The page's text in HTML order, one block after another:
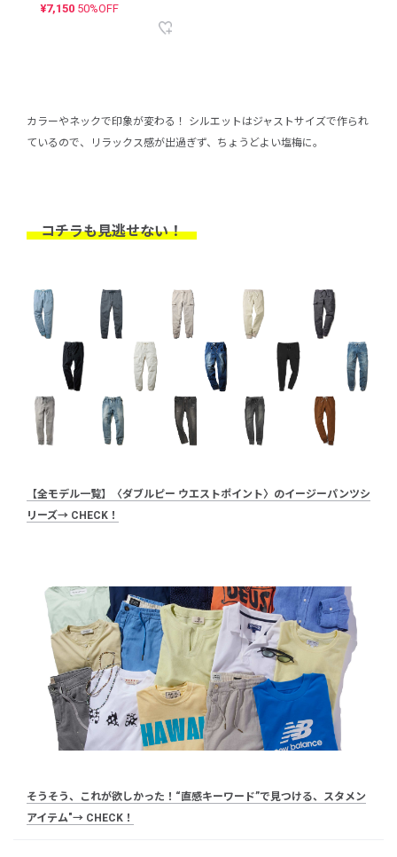
ンリーネック パックTシャ
¥7,150 50%OFF
カラーやネックで印象が変わる！ シルエットはジャストサイズで作られ
ているので、リラックス感が出過ぎず、ちょうどよい塩梅に。
コチラも見逃せない！
【全モデル一覧】〈ダブルピー ウエストポイント〉のイージーパンツシ
リーズ→ CHECK！
そうそう、これが欲しかった！“直感キーワード”で見つける、スタメン
アイテム"→ CHECK！